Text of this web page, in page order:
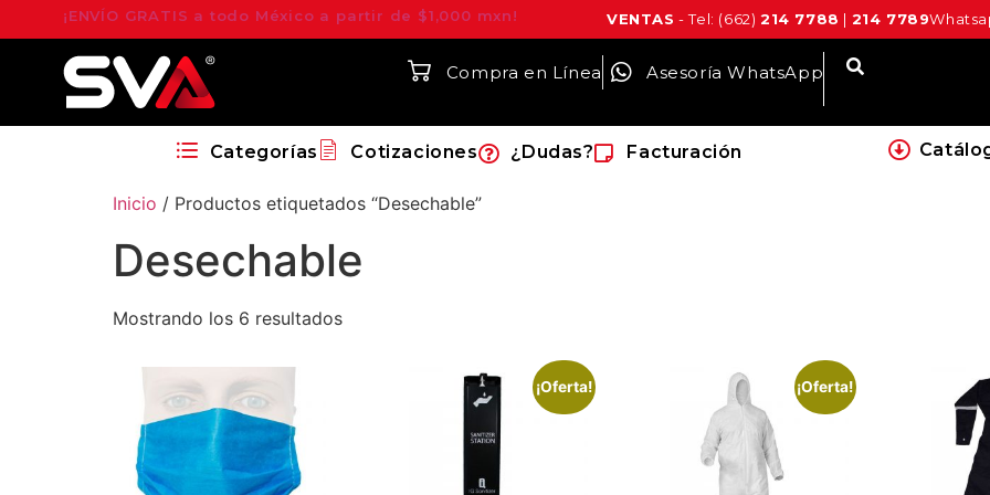
¡ENVÍO GRATIS a todo México a partir de $1,000 mxn! VENTAS - Tel: (662)214 7788 | 214 7789
Compra en Línea Asesoría WhatsApp
Categorías Cotizaciones ¿Dudas? Facturación
Inicio / Productos etiquetados “Desechable”
Desechable
Mostrando los 6 resultados
¡Oferta! ¡Oferta!